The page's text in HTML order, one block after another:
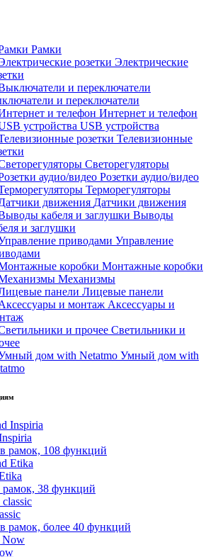
Рамки
Электрические
и переключатели
Интернет и телефон
USB устройства
Телевизионные
Светорегуляторы
Розетки аудио/видео
Терморегуляторы
Датчики движения
Выводы
и заглушки
Управление
Монтажные коробки
Механизмы
Лицевые панели
Аксессуары и
Светильники и
Умный дом with
рамок, 108 функций
рамок, 38 функций
рамок, более 40 функций